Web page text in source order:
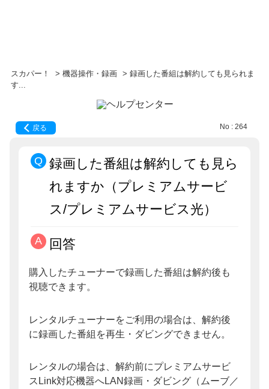
スカパー！ > 機器操作・録画 > 録画した番組は解約しても見られま
す...
戻る No : 264
録画した番組は解約しても見ら
れますか（プレミアムサービ
ス/プレミアムサービス光）
回答
購入したチューナーで録画した番組は解約後も
視聴できます。
レンタルチューナーをご利用の場合は、解約後
に録画した番組を再生・ダビングできません。
レンタルの場合は、解約前にプレミアムサービ
スLink対応機器へLAN録画・ダビング（ムーブ／